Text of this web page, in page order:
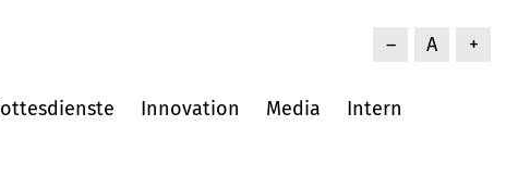
– A +
Innovation Media Intern